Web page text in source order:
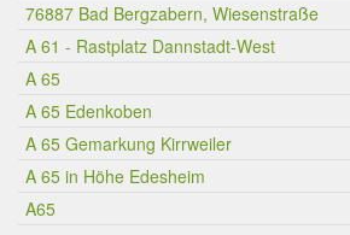
76887 Bad Bergzabern, Wiesenstraße
A 61 - Rastplatz Dannstadt-West
A 65
A 65 Edenkoben
A 65 Gemarkung Kirrweiler
A 65 in Höhe Edesheim
A65